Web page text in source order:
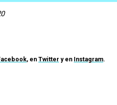
, en Twitter y en Instagram.